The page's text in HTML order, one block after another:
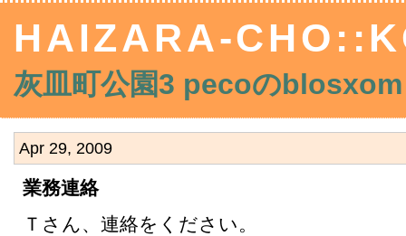
HAIZARA-
灰皿町公園3 pecoの
Apr 29, 2009
業務連絡
Ｔさん、連絡をください。